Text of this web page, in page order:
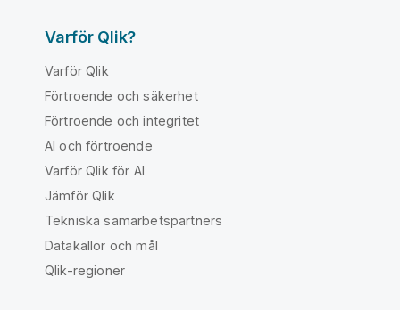
Varför Qlik?
Varför Qlik
Förtroende och säkerhet
Förtroende och integritet
AI och förtroende
Varför Qlik för AI
Jämför Qlik
Tekniska samarbetspartners
Datakällor och mål
Qlik-regioner